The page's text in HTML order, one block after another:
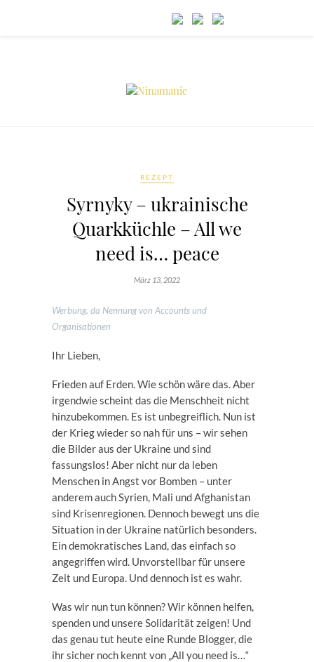
REZEPT
Syrnyky – ukrainische
Quarkküchle – All we
need is… peace
März 13, 2022
Werbung, da Nennung von Accounts und
Organisationen
Ihr Lieben,
Frieden auf Erden. Wie schön wäre das. Aber
irgendwie scheint das die Menschheit nicht
hinzubekommen. Es ist unbegreiflich. Nun ist
der Krieg wieder so nah für uns – wir sehen
die Bilder aus der Ukraine und sind
fassungslos! Aber nicht nur da leben
Menschen in Angst vor Bomben – unter
anderem auch Syrien, Mali und Afghanistan
sind Krisenregionen. Dennoch bewegt uns die
Situation in der Ukraine natürlich besonders.
Ein demokratisches Land, das einfach so
angegriffen wird. Unvorstellbar für unsere
Zeit und Europa. Und dennoch ist es wahr.
Was wir nun tun können? Wir können helfen,
spenden und unsere Solidarität zeigen! Und
das genau tut heute eine Runde Blogger, die
ihr sicher noch kennt von „All you need is…“